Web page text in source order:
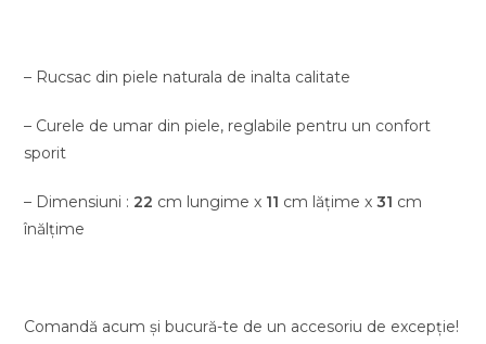
– Rucsac din piele naturala de inalta calitate
– Curele de umar din piele, reglabile pentru un confort
sporit
– Dimensiuni : 22 cm lungime x 11 cm lățime x 31 cm
înălțime
Comandă acum și bucură-te de un accesoriu de excepție!